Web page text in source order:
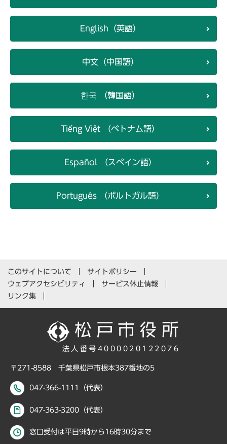
English（英語）
中文（中国語）
한국 （韓国語）
Tiếng Việt （ベトナム語）
Español （スペイン語）
Português （ポルトガル語）
このサイトについて
サイトポリシー
ウェブアクセシビリティ
サービス休止情報
リンク集
法人番号4000020122076
〒271-8588 千葉県松戸市根本387番地の5
047-366-1111（代表）
047-363-3200（代表）
窓口受付は平日9時から16時30分まで